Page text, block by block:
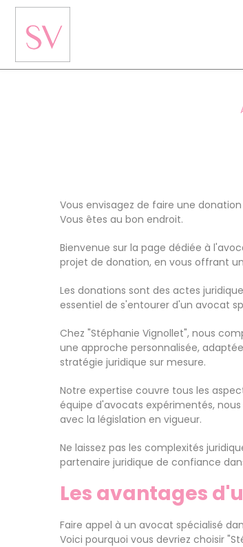
Vous envisagez de faire une
Vous êtes au bon endroit.
Bienvenue sur la page dédiée à
projet de donation, en vous offrant
Les donations sont des actes
essentiel de s'entourer d'un avocat
Chez "Stéphanie Vignollet", nous
une approche personnalisée,
stratégie juridique sur mesure.
Notre expertise couvre tous les
équipe d'avocats expérimentés,
avec la législation en vigueur.
Ne laissez pas les complexités
partenaire juridique de confiance
Les avantages
Faire appel à un avocat spécialisé
Voici pourquoi vous devriez choisir
Panneau de gestion des cookies